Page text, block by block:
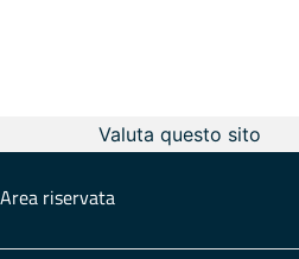
Valuta questo sito
Area riservata